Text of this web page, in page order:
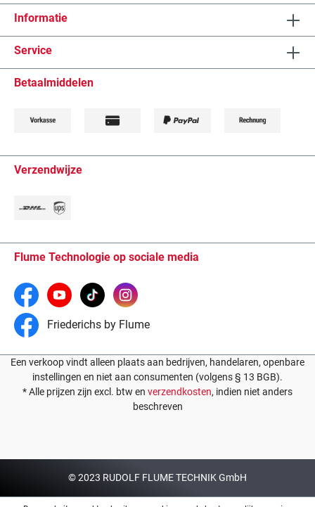
Informatie
Service
Betaalmiddelen
Verzendwijze
Flume Technologie op sociale media
Friederichs by Flume
Een verkoop vindt alleen plaats aan bedrijven, handelaren, openbare
instellingen en niet aan consumenten (volgens § 13 BGB).
* Alle prijzen zijn excl. btw en verzendkosten, indien niet anders
beschreven
© 2023 RUDOLF FLUME TECHNIK GmbH